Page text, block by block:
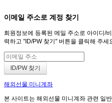
이메일 주소로 계정 찾기
회원정보에 등록된 메일 주소로 아이디/
력하고 "ID/PW 찾기" 버튼을 클릭해 주세
해외선물 미니계좌
본 사이트는 해외선물 미니계좌 관련 일